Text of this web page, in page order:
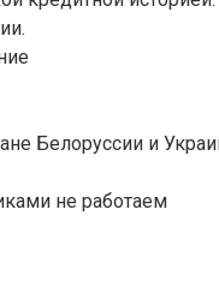
Белоруссии и
не работаем